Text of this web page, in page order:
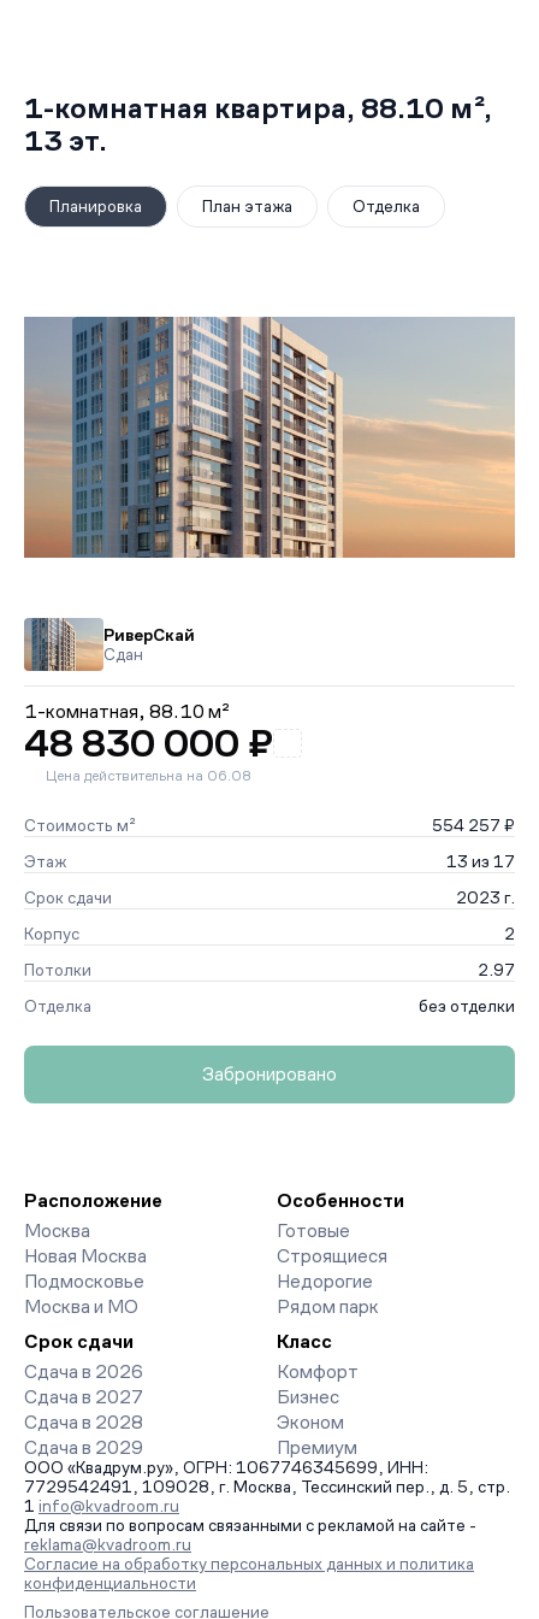
1-комнатная квартира, 88.10 м²,
13 эт.
Планировка План этажа Отделка
РиверСкай
Сдан
1-комнатная, 88.10 м²
48 830 000 ₽
Цена действительна на 06.08
Стоимость м²
554 257 ₽
Этаж
13 из 17
Срок сдачи
2023 г.
Корпус
2
Потолки
2.97
Отделка
без отделки
Забронировано
Расположение
Москва
Новая Москва
Подмосковье
Москва и МО
Особенности
Готовые
Строящиеся
Недорогие
Рядом парк
Срок сдачи
Сдача в 2026
Сдача в 2027
Сдача в 2028
Сдача в 2029
Класс
Комфорт
Бизнес
Эконом
Премиум
ООО «Квадрум.ру», ОГРН: 1067746345699, ИНН:
7729542491, 109028, г. Москва, Тессинский пер., д. 5, стр.
1 info@kvadroom.ru
Для связи по вопросам связанными с рекламой на сайте -
reklama@kvadroom.ru
Согласие на обработку персональных данных и политика
конфиденциальности
Пользовательское соглашение